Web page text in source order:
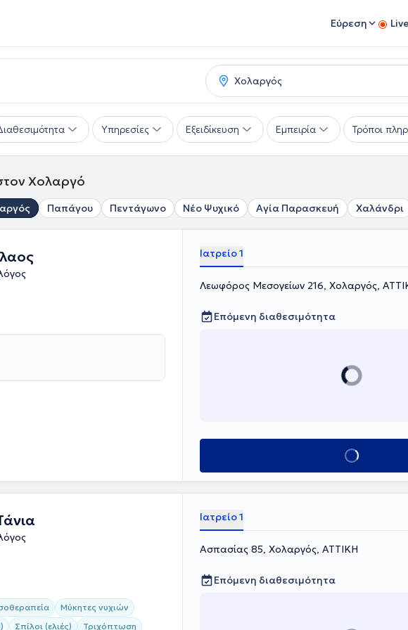
Εύρεση
Υπηρεσίες Εξειδίκευση Εμπειρία Τρόποι
Χολαργό
Παπάγου Πεντάγωνο Νέο Ψυχικό Αγία Παρασκευή Χαλάνδρι
Ιατρείο 1
Λεωφόρος Μεσογείων 216, Χολαργός,
Επόμενη διαθεσιμότητα
Κλείσε ραντεβού
Μύκητες νυχιών
Σπίλοι (ελιές) Τριχόπτωση
Ιατρείο 1
Ασπασίας 85, Χολαργός, ΑΤΤΙΚΗ
Επόμενη διαθεσιμότητα